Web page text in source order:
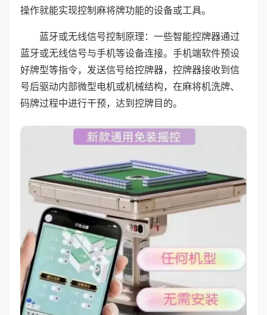
操作就能实现控制麻将牌功能的设备或工具。
蓝牙或无线信号控制原理：一些智能控牌器通过
蓝牙或无线信号与手机等设备连接。手机端软件预设
好牌型等指令，发送信号给控牌器，控牌器接收到信
号后驱动内部微型电机或机械结构，在麻将机洗牌、
码牌过程中进行干预，达到控牌目的。